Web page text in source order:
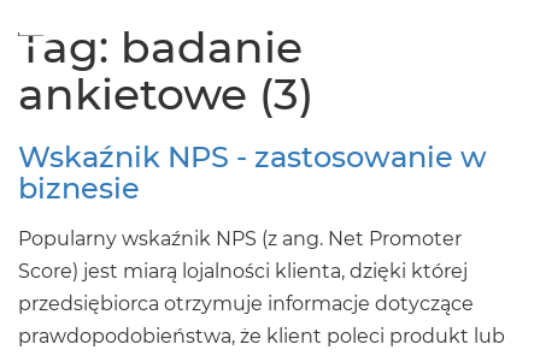
× MENU
Tag: badanie
ankietowe (3)
Wskaźnik NPS - zastosowanie w
biznesie
Popularny wskaźnik NPS (z ang. Net Promoter
Score) jest miarą lojalności klienta, dzięki której
przedsiębiorca otrzymuje informacje dotyczące
prawdopodobieństwa, że klient poleci produkt lub